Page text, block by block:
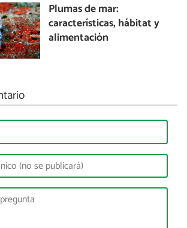
Plumas de mar:
características, hábitat y
alimentación